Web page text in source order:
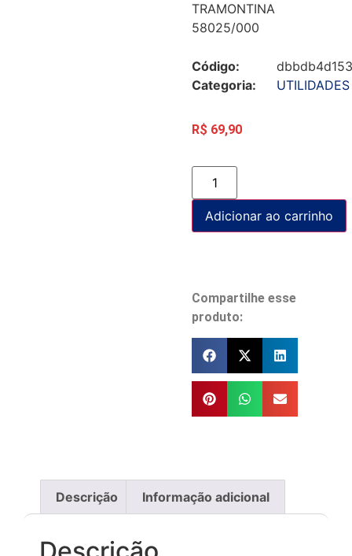
TRAMONTINA
58025/000
Código:
Categoria:
UTILIDADES
R$ 69,90
Adicionar ao carrinho
Compartilhe esse
produto:
Descrição Informação adicional